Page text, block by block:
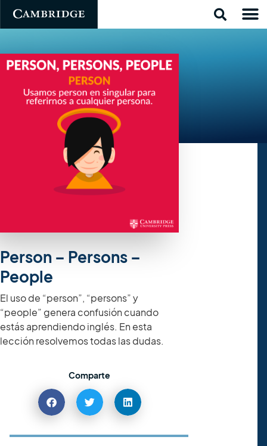
Person – Persons –
People
El uso de “person”, “persons” y
“people” genera confusión cuando
estás aprendiendo inglés. En esta
lección resolvemos todas las dudas.
Comparte